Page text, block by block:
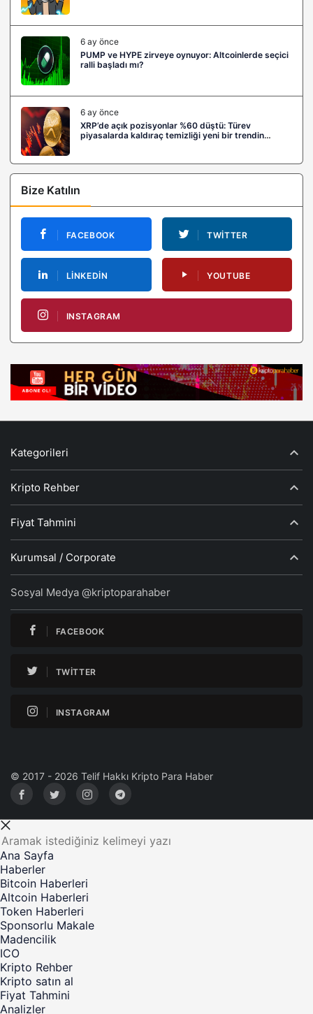
6 ay önce
PUMP ve HYPE zirveye oynuyor: Altcoinlerde seçici
ralli başladı mı?
6 ay önce
XRP’de açık pozisyonlar %60 düştü: Türev
piyasalarda kaldıraç temizliği yeni bir trendin
Bize Katılın
FACEBOOK TWITTER
LINKEDIN YOUTUBE
INSTAGRAM
Kategorileri
Kripto Rehber
Fiyat Tahmini
Kurumsal / Corporate
Sosyal Medya @kriptoparahaber
FACEBOOK
TWITTER
INSTAGRAM
© 2017 - 2026 Telif Hakkı Kripto Para Haber
Ana Sayfa
Haberler
Bitcoin Haberleri
Altcoin Haberleri
Token Haberleri
Sponsorlu Makale
Madencilik
ICO
Kripto Rehber
Kripto satın al
Fiyat Tahmini
Analizler